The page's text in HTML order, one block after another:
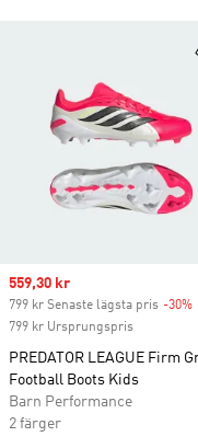
Sale price
559,30 kr
799 kr Senaste lägsta pris -30%
799 kr Ursprungspris
PREDATOR LEAGUE Firm
Football Boots Kids
Barn Performance
2 färger